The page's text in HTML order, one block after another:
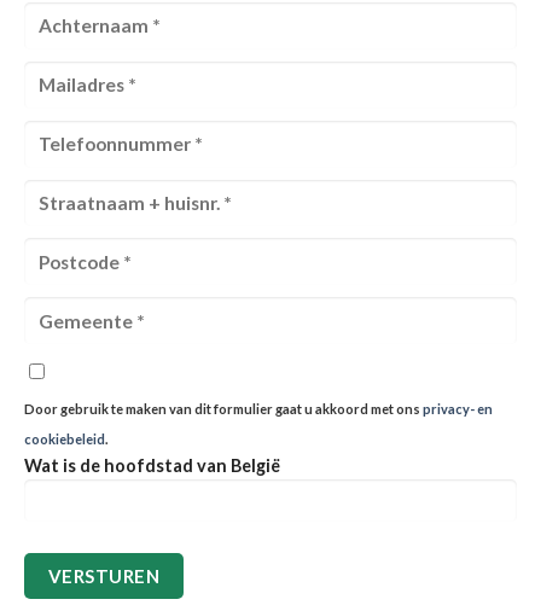
Door gebruik te maken van dit formulier gaat u akkoord met ons privacy- en
cookiebeleid.
Wat is de hoofdstad van België